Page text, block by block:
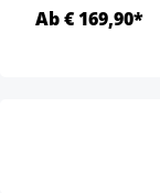
Ab € 169,90*